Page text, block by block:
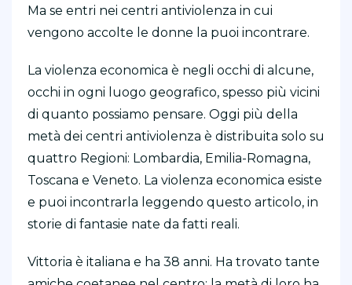
Ma se entri nei centri antiviolenza in cui
vengono accolte le donne la puoi incontrare.
La violenza economica è negli occhi di alcune,
occhi in ogni luogo geografico, spesso più vicini
di quanto possiamo pensare. Oggi più della
metà dei centri antiviolenza è distribuita solo su
quattro Regioni: Lombardia, Emilia-Romagna,
Toscana e Veneto. La violenza economica esiste
e puoi incontrarla leggendo questo articolo, in
storie di fantasie nate da fatti reali.
Vittoria è italiana e ha 38 anni. Ha trovato tante